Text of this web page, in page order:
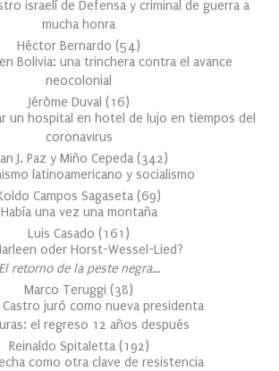
israelí de Defensa y criminal de guerra a
mucha honra
Héctor Bernardo (54)
Bolivia: una trinchera contra el avance
neocolonial
Jérôme Duval (16)
un hospital en hotel de lujo en tiempos del
coronavirus
J. Paz y Miño Cepeda (342)
latinoamericano y socialismo
Campos Sagaseta (69)
Había una vez una montaña
Luis Casado (161 )
oder Horst-Wessel-Lied?
El retorno de la peste negra…
Marco Teruggi (38)
Castro juró como nueva presidenta
el regreso 12 años después
Reinaldo Spitaletta (192)
como otra clave de resistencia